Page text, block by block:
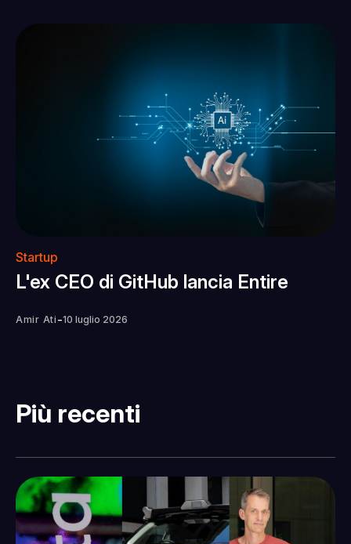
Startup
L'ex CEO di GitHub lancia Entire
Amir Ati -10 luglio 2026
Più recenti